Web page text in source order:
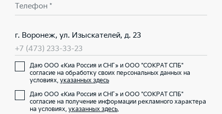
Телефон *
г. Воронеж, ул. Изыскателей, д. 23
+7 (473) 233-33-23
Даю ООО «Киа Россия и СНГ» и ООО "СОКРАТ СПБ"
согласие на обработку своих персональных данных на
условиях, указанных здесь
Даю ООО «Киа Россия и СНГ» и ООО "СОКРАТ СПБ"
согласие на получение информации рекламного характера
на условиях, указанных здесь.